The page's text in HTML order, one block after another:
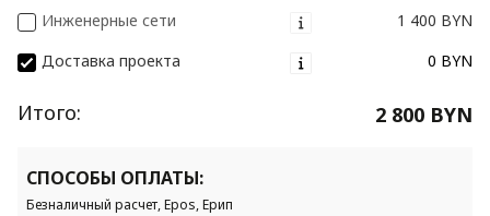
Инженерные сети
1 400 BYN
Доставка проекта
0 BYN
Итого: 2 800 BYN
СПОСОБЫ ОПЛАТЫ:
Безналичный расчет, Epos, Ерип